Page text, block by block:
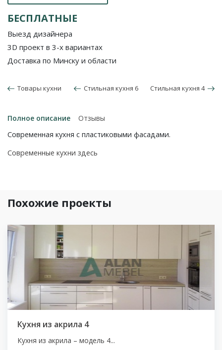
БЕСПЛАТНЫЕ
Выезд дизайнера
3D проект в 3-х вариантах
Доставка по Минску и области
Товары кухни Стильная кухня 6 Стильная кухня 4
Полное описание
Отзывы
Современная кухня с пластиковыми фасадами.
Современные кухни здесь
Похожие проекты
Кухня из акрила 4
Кухня из акрила – модель 4...